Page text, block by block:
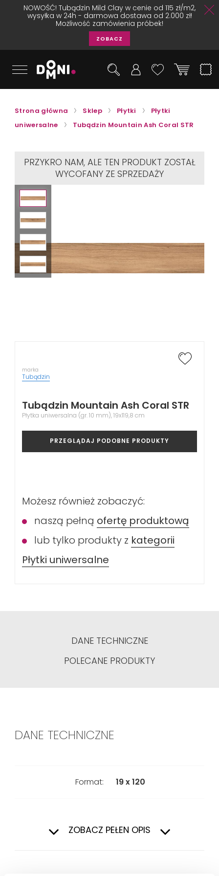
NOWOŚĆ! Tubądzin Mild Clay w cenie od 115 zł/m2,
wysyłka w 24h - darmowa dostawa od 2.000 zł!
Możliwość zamówienia próbek!
ZOBACZ
Strona główna Sklep Płytki
Płytki
uniwersalne
Tubądzin Mountain Ash Coral STR
PRZYKRO NAM, ALE TEN PRODUKT ZOSTAŁ
WYCOFANY ZE SPRZEDAŻY
marka
Tubądzin
Tubądzin Mountain Ash Coral STR
Płytka uniwersalna (gr. 10 mm), 19x119,8 cm
PRZEGLĄDAJ PODOBNE PRODUKTY
Możesz również zobaczyć:
naszą pełną ofertę produktową
lub tylko produkty z kategorii
Płytki uniwersalne
DANE TECHNICZNE
POLECANE PRODUKTY
DANE TECHNICZNE
Format: 19 x 120
ZOBACZ PEŁEN OPIS